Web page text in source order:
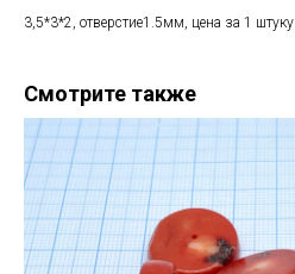
3,5*3*2, отверстие1.5мм, цена за 1 штуку
Смотрите также